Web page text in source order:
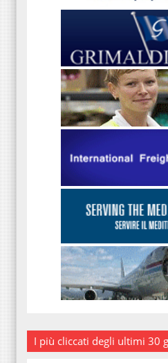
I più cliccati degli ultimi 30